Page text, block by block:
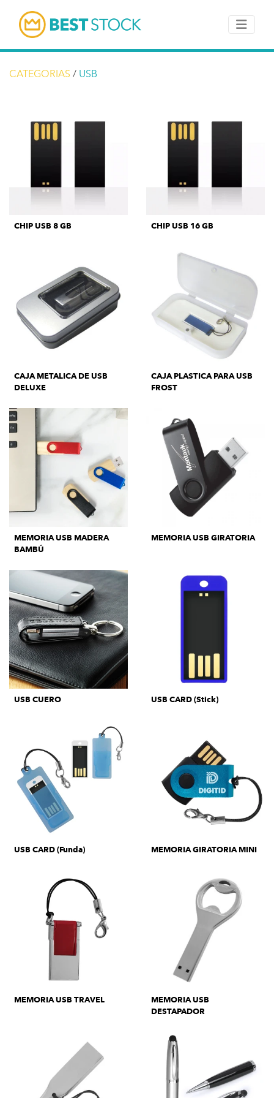
CATEGORIAS / USB
CHIP USB 8 GB CHIP USB 16 GB
CAJA METALICA DE USB
DELUXE
CAJA PLASTICA PARA USB
FROST
MEMORIA USB MADERA
BAMBÚ
MEMORIA USB GIRATORIA
USB CUERO USB CARD (Stick)
USB CARD (Funda) MEMORIA GIRATORIA MINI
MEMORIA USB TRAVEL
MEMORIA USB
DESTAPADOR